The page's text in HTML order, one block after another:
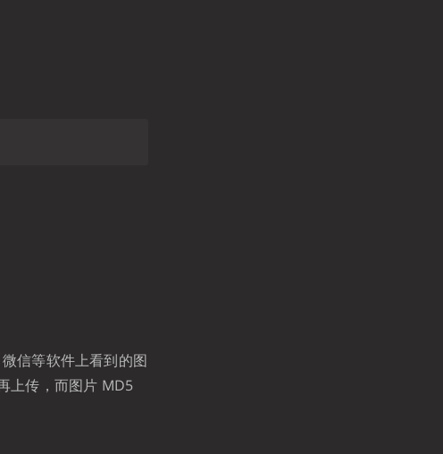
信等软件上看到的图
上传，而图片 MD5